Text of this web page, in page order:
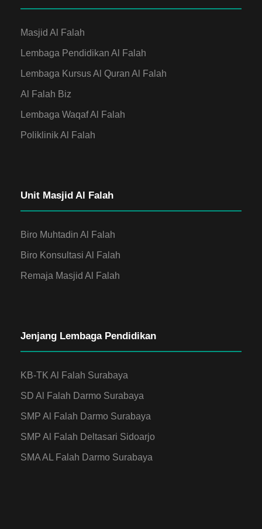
Masjid Al Falah
Lembaga Pendidikan Al Falah
Lembaga Kursus Al Quran Al Falah
Al Falah Biz
Lembaga Waqaf Al Falah
Poliklinik Al Falah
Unit Masjid Al Falah
Biro Muhtadin Al Falah
Biro Konsultasi Al Falah
Remaja Masjid Al Falah
Jenjang Lembaga Pendidikan
KB-TK Al Falah Surabaya
SD Al Falah Darmo Surabaya
SMP Al Falah Darmo Surabaya
SMP Al Falah Deltasari Sidoarjo
SMA AL Falah Darmo Surabaya